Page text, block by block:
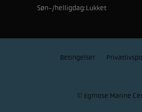
Søn-/helligdag:Lukket
Betingelser
© Egmose Marine